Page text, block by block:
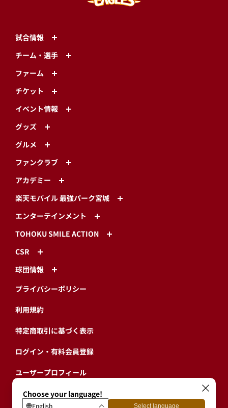
試合情報
チーム・選手
ファーム
チケット
イベント情報
グッズ
グルメ
ファンクラブ
アカデミー
楽天モバイル 最強パーク宮城
エンターテインメント
TOHOKU SMILE ACTION
CSR
球団情報
プライバシーポリシー
利用規約
特定商取引に基づく表示
ログイン・有料会員登録
ユーザープロフィール
会員情報引継ぎ